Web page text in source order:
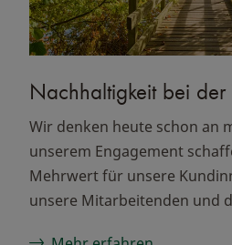
Nachhaltigkeit bei der
Wir denken heute schon an
unserem Engagement
Mehrwert für unsere
unsere Mitarbeitenden und